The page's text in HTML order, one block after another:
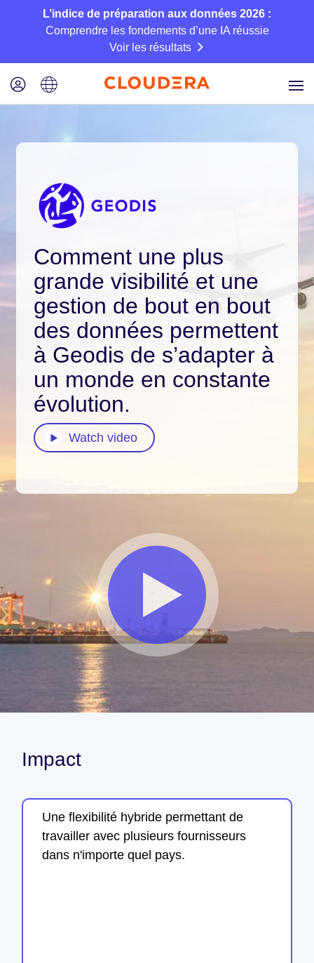
L’indice de préparation aux données 2026 :
Comprendre les fondements d’une IA réussie
Voir les résultats
Comment une plus
grande visibilité et une
gestion de bout en bout
des données permettent
à Geodis de s’adapter à
un monde en constante
évolution.
Watch video
Impact
Une flexibilité hybride permettant de
travailler avec plusieurs fournisseurs
dans n'importe quel pays.